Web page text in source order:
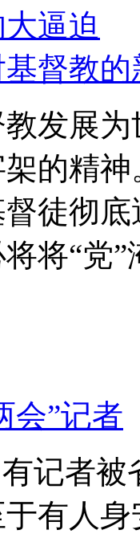
逼迫
督教的
发展
的精
徒彻
将“党”
会”记者
记者
有人